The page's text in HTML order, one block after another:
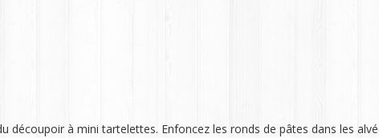
découpoir à mini tartelettes. Enfoncez les ronds de pâtes dans les